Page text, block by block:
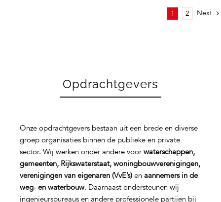
1 2 Next
Opdrachtgevers
Onze opdrachtgevers bestaan uit een brede en diverse
groep organisaties binnen de publieke en private
sector. Wij werken onder andere voor waterschappen,
gemeenten, Rijkswaterstaat, woningbouwverenigingen,
verenigingen van eigenaren (VvE’s)en aannemers in de
weg‑ en waterbouw. Daarnaast ondersteunen wij
ingenieursbureaus en andere professionele partijen bij